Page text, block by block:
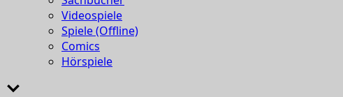
Videospiele
Spiele (Offline)
Comics
Hörspiele